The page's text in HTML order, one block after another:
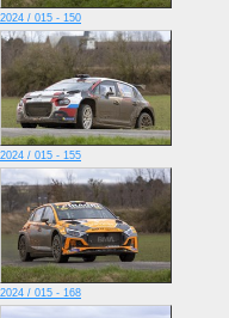
2024 / 015 - 150
2024 / 015 - 155
2024 / 015 - 168